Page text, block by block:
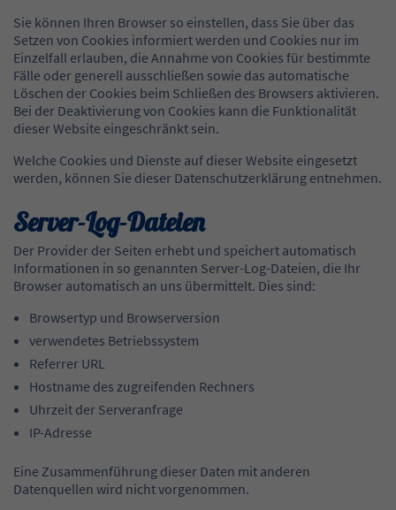
Sie können Ihren Browser so einstellen, dass Sie über das
Setzen von Cookies informiert werden und Cookies nur im
Einzelfall erlauben, die Annahme von Cookies für bestimmte
Fälle oder generell ausschließen sowie das automatische
Löschen der Cookies beim Schließen des Browsers aktivieren.
Bei der Deaktivierung von Cookies kann die Funktionalität
dieser Website eingeschränkt sein.
Welche Cookies und Dienste auf dieser Website eingesetzt
werden, können Sie dieser Datenschutzerklärung entnehmen.
Server-Log-Dateien
Der Provider der Seiten erhebt und speichert automatisch
Informationen in so genannten Server-Log-Dateien, die Ihr
Browser automatisch an uns übermittelt. Dies sind:
Browsertyp und Browserversion
verwendetes Betriebssystem
Referrer URL
Hostname des zugreifenden Rechners
Uhrzeit der Serveranfrage
IP-Adresse
Eine Zusammenführung dieser Daten mit anderen
Datenquellen wird nicht vorgenommen.